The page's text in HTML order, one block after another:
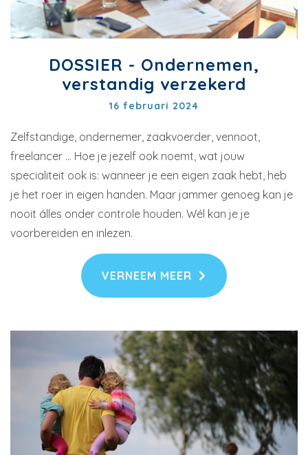
DOSSIER - Ondernemen,
verstandig verzekerd
16 februari 2024
Zelfstandige, ondernemer, zaakvoerder, vennoot,
freelancer … Hoe je jezelf ook noemt, wat jouw
specialiteit ook is: wanneer je een eigen zaak hebt, heb
je het roer in eigen handen. Maar jammer genoeg kan je
nooit álles onder controle houden. Wél kan je je
voorbereiden en inlezen.
VERNEEM MEER